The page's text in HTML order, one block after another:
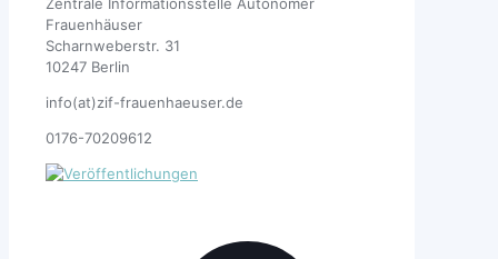
Frauenhäuser
Scharnweberstr. 31
10247 Berlin
info(at)zif-frauenhaeuser.de
0176-70209612